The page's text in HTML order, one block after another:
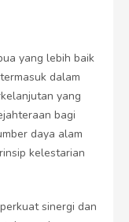
yang lebih baik
dalam
yang
bagi
daya alam
kelestarian
sinergi dan